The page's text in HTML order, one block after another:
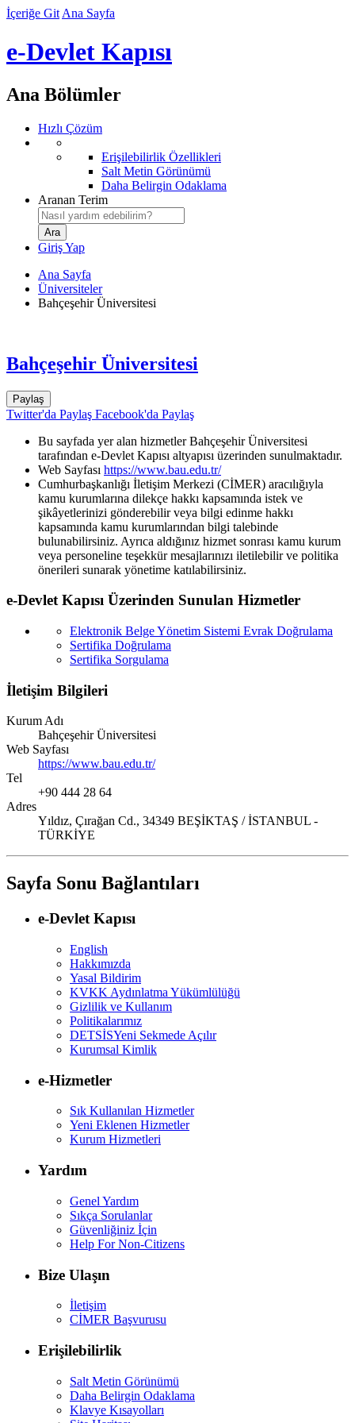
İçeriğe Git Ana Sayfa
e-Devlet Kapısı
Ana Bölümler
Hızlı Çözüm
Erişilebilirlik Özellikleri
Salt Metin Görünümü
Daha Belirgin Odaklama
Aranan Terim
Giriş Yap
Ana Sayfa
Üniversiteler
Bahçeşehir Üniversitesi
Bahçeşehir Üniversitesi
Paylaş
Twitter'da Paylaş Facebook'da Paylaş
Bu sayfada yer alan hizmetler Bahçeşehir Üniversitesi
tarafından e-Devlet Kapısı altyapısı üzerinden sunulmaktadır.
Web Sayfası https://www.bau.edu.tr/
Cumhurbaşkanlığı İletişim Merkezi (CİMER) aracılığıyla
kamu kurumlarına dilekçe hakkı kapsamında istek ve
şikâyetlerinizi gönderebilir veya bilgi edinme hakkı
kapsamında kamu kurumlarından bilgi talebinde
bulunabilirsiniz. Ayrıca aldığınız hizmet sonrası kamu kurum
veya personeline teşekkür mesajlarınızı iletilebilir ve politika
önerileri sunarak yönetime katılabilirsiniz.
e-Devlet Kapısı Üzerinden Sunulan Hizmetler
Elektronik Belge Yönetim Sistemi Evrak Doğrulama
Sertifika Doğrulama
Sertifika Sorgulama
İletişim Bilgileri
Kurum Adı
Bahçeşehir Üniversitesi
Web Sayfası
https://www.bau.edu.tr/
Tel
+90 444 28 64
Adres
Yıldız, Çırağan Cd., 34349 BEŞİKTAŞ / İSTANBUL -
TÜRKİYE
Sayfa Sonu Bağlantıları
e-Devlet Kapısı
English
Hakkımızda
Yasal Bildirim
KVKK Aydınlatma Yükümlülüğü
Gizlilik ve Kullanım
Politikalarımız
DETSİSYeni Sekmede Açılır
Kurumsal Kimlik
e-Hizmetler
Sık Kullanılan Hizmetler
Yeni Eklenen Hizmetler
Kurum Hizmetleri
Yardım
Genel Yardım
Sıkça Sorulanlar
Güvenliğiniz İçin
Help For Non-Citizens
Bize Ulaşın
İletişim
CİMER Başvurusu
Erişilebilirlik
Salt Metin Görünümü
Daha Belirgin Odaklama
Klavye Kısayolları